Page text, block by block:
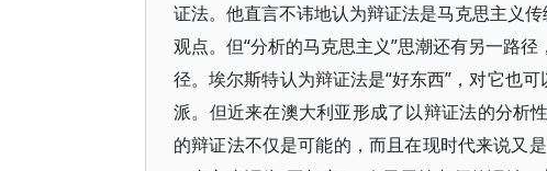
证法。他直言不讳地认为辩证法是马克思主义
观点。但“分析的马克思主义”思潮还有另一路
径。埃尔斯特认为辩证法是“好东西”，对它也
派。但近来在澳大利亚形成了以辩证法的分析
的辩证法不仅是可能的，而且在现时代来说又